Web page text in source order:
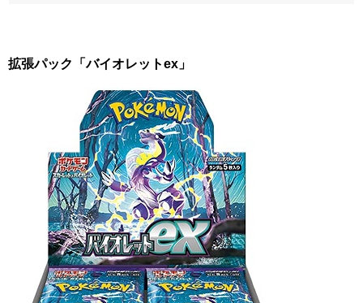
拡張パック「バイオレットex」